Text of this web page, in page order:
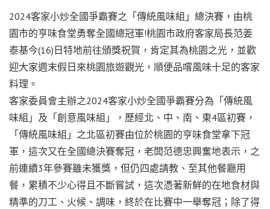
2024客家小炒全國爭霸賽之「傳統風味組」總決賽，由桃
園市的亨味食堂勇奪全國總冠軍!桃園市政府客家局長范姜
泰基今(16)日特地前往頒獎祝賀，肯定其為桃園之光，並歡
迎大家週末假日來桃園旅遊觀光，順便品嚐風味十足的客家
料理。
客家委員會主辦之2024客家小炒全國爭霸賽分為「傳統風
味組」及「創意風味組」，歷經北、中、南、東4區初賽，
「傳統風味組」之北區初賽由位於桃園的亨味食堂拿下冠
軍，這次又在全國總決賽奪冠，老闆范德忠興奮地表示，之
前連續3年參賽雖未獲獎，但仍四處請教、至其他餐廳用
餐，累積不少心得且不斷嘗試，這次憑著新鮮的在地食材與
精準的刀工、火候、調味，終於在比賽中一舉奪冠；除了得